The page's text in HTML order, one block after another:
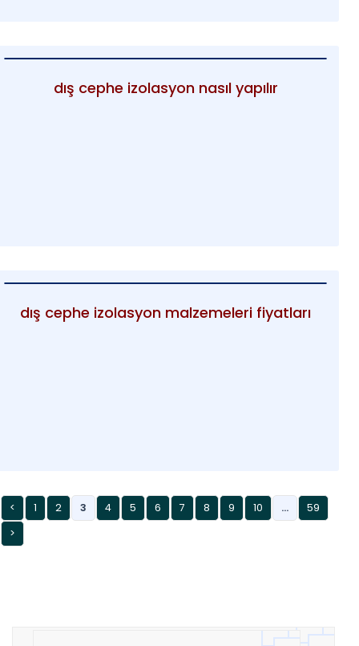
dış cephe izolasyon nasıl yapılır
dış cephe izolasyon malzemeleri fiyatları
< 1 2 3 4 5 6 7 8 9 10 ...
59
>